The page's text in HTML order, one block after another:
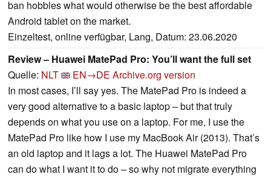
ban hobbles what would otherwise be the best affordable
Android tablet on the market.
Einzeltest, online verfügbar, Lang, Datum: 23.06.2020
Review – Huawei MatePad Pro: You’ll want the full set
Quelle: NLT EN→DE Archive.org version
In most cases, I’ll say yes. The MatePad Pro is indeed a
very good alternative to a basic laptop – but that truly
depends on what you use on a laptop. For me, I use the
MatePad Pro like how I use my MacBook Air (2013). That’s
an old laptop and it lags a lot. The Huawei MatePad Pro
can do what I want it to do – so why not migrate everything